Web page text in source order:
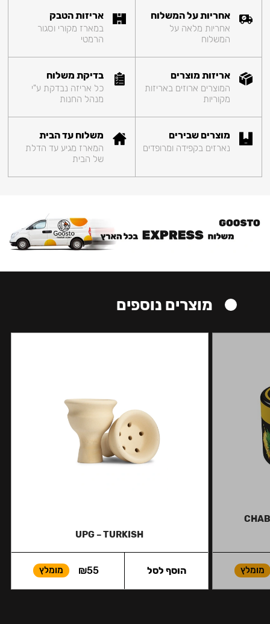
אחריות על המשלוח
אחריות מלאה על
המשלוח
אריזות הטבק
במארז מקורי וסגור
הרמטי
אריזות מוצרים
המוצרים ארוזים באריזות
מקוריות
בדיקת משלוח
כל אריזה נבדקת ע"י
מנהל החנות
מוצרים שבירים
נארזים בקפידה ומרופדים
משלוח עד הבית
המארז מגיע עד הדלת
של הבית
מוצרים נוספים
מומלץ
UPG – TURKISH
₪55 מומלץ הוסף לסל